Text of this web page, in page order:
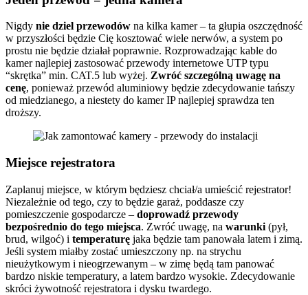
Nigdy nie dziel przewodów na kilka kamer – ta głupia oszczędność
w przyszłości będzie Cię kosztować wiele nerwów, a system po
prostu nie będzie działał poprawnie. Rozprowadzając kable do
kamer najlepiej zastosować przewody internetowe UTP typu
“skrętka” min. CAT.5 lub wyżej. Zwróć szczególną uwagę na
cenę, ponieważ przewód aluminiowy będzie zdecydowanie tańszy
od miedzianego, a niestety do kamer IP najlepiej sprawdza ten
droższy.
Miejsce rejestratora
Zaplanuj miejsce, w którym będziesz chciał/a umieścić rejestrator!
Niezależnie od tego, czy to będzie garaż, poddasze czy
pomieszczenie gospodarcze – doprowadź przewody
bezpośrednio do tego miejsca. Zwróć uwagę, na warunki (pył,
brud, wilgoć) i temperaturę jaka będzie tam panowała latem i zimą.
Jeśli system miałby zostać umieszczony np. na strychu
nieużytkowym i nieogrzewanym – w zimę będą tam panować
bardzo niskie temperatury, a latem bardzo wysokie. Zdecydowanie
skróci żywotność rejestratora i dysku twardego.